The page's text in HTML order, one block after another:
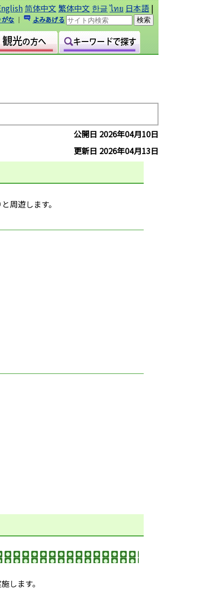
简体中文 繁体中文 한글 ไทย 日本語 |
な ｜ よみあげる
公開日 2026年04月10日
更新日 2026年04月13日
周遊します。
します。